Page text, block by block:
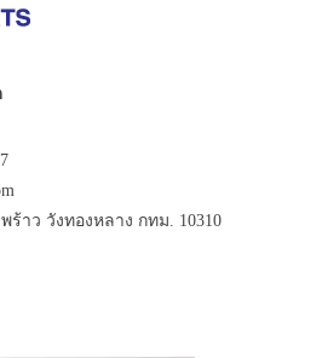
ร้าว วังทองหลาง กทม. 10310